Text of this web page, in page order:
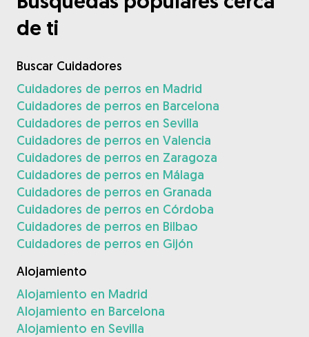
de ti
Buscar Cuidadores
Cuidadores de perros en Madrid
Cuidadores de perros en Barcelona
Cuidadores de perros en Sevilla
Cuidadores de perros en Valencia
Cuidadores de perros en Zaragoza
Cuidadores de perros en Málaga
Cuidadores de perros en Granada
Cuidadores de perros en Córdoba
Cuidadores de perros en Bilbao
Cuidadores de perros en Gijón
Alojamiento
Alojamiento en Madrid
Alojamiento en Barcelona
Alojamiento en Sevilla